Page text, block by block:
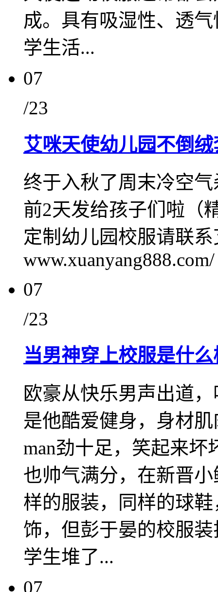
成。具有吸湿性、透
学生活...
07
/23
艾咪天使幼儿园不倒
终于入秋了周末冷空
前2天发给孩子们啦（
定制幼儿园校服请联
www.xuanyang888.com/
07
/23
当男神穿上校服是什
欧豪从快乐男声出道
是他酷爱健身，身材
man劲十足，笑起来
也帅气满分，在新晋
样的服装，同样的球
饰，但彭于晏的校服
学生堆了...
07